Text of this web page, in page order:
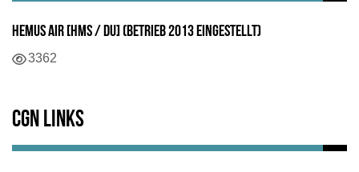
Hemus Air [HMS / DU] (Betrieb 2013 eingestellt)
Details
3362
CGN Links